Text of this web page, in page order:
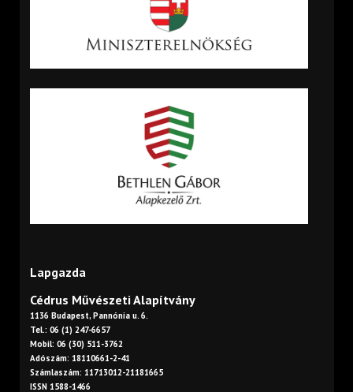
Lapgazda
Cédrus Művészeti Alapítvány
1136 Budapest, Pannónia u. 6.
Tel.: 06 (1) 247-6657
Mobil: 06 (30) 511-3762
Adószám: 18110661-2-41
Számlaszám: 11713012-21181665
ISSN 1588-1466